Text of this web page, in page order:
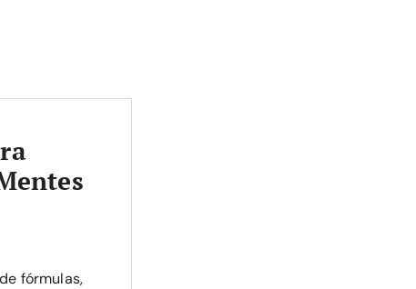
fórmulas,